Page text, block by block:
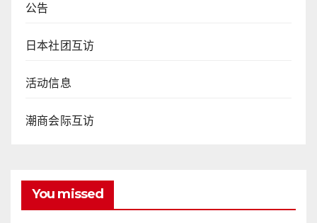
公告
日本社团互访
活动信息
潮商会际互访
You missed